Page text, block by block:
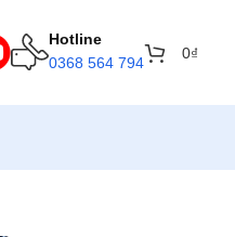
Hotline
0368 564 794
0₫